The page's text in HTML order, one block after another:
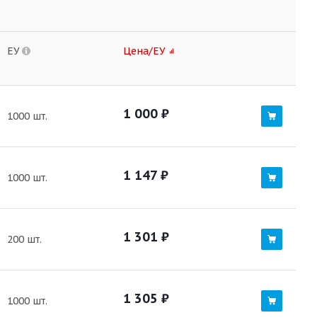
ЕУ Цена/ЕУ
1000 шт. 1 000 ₽
1000 шт. 1 147 ₽
200 шт. 1 301 ₽
1000 шт. 1 305 ₽